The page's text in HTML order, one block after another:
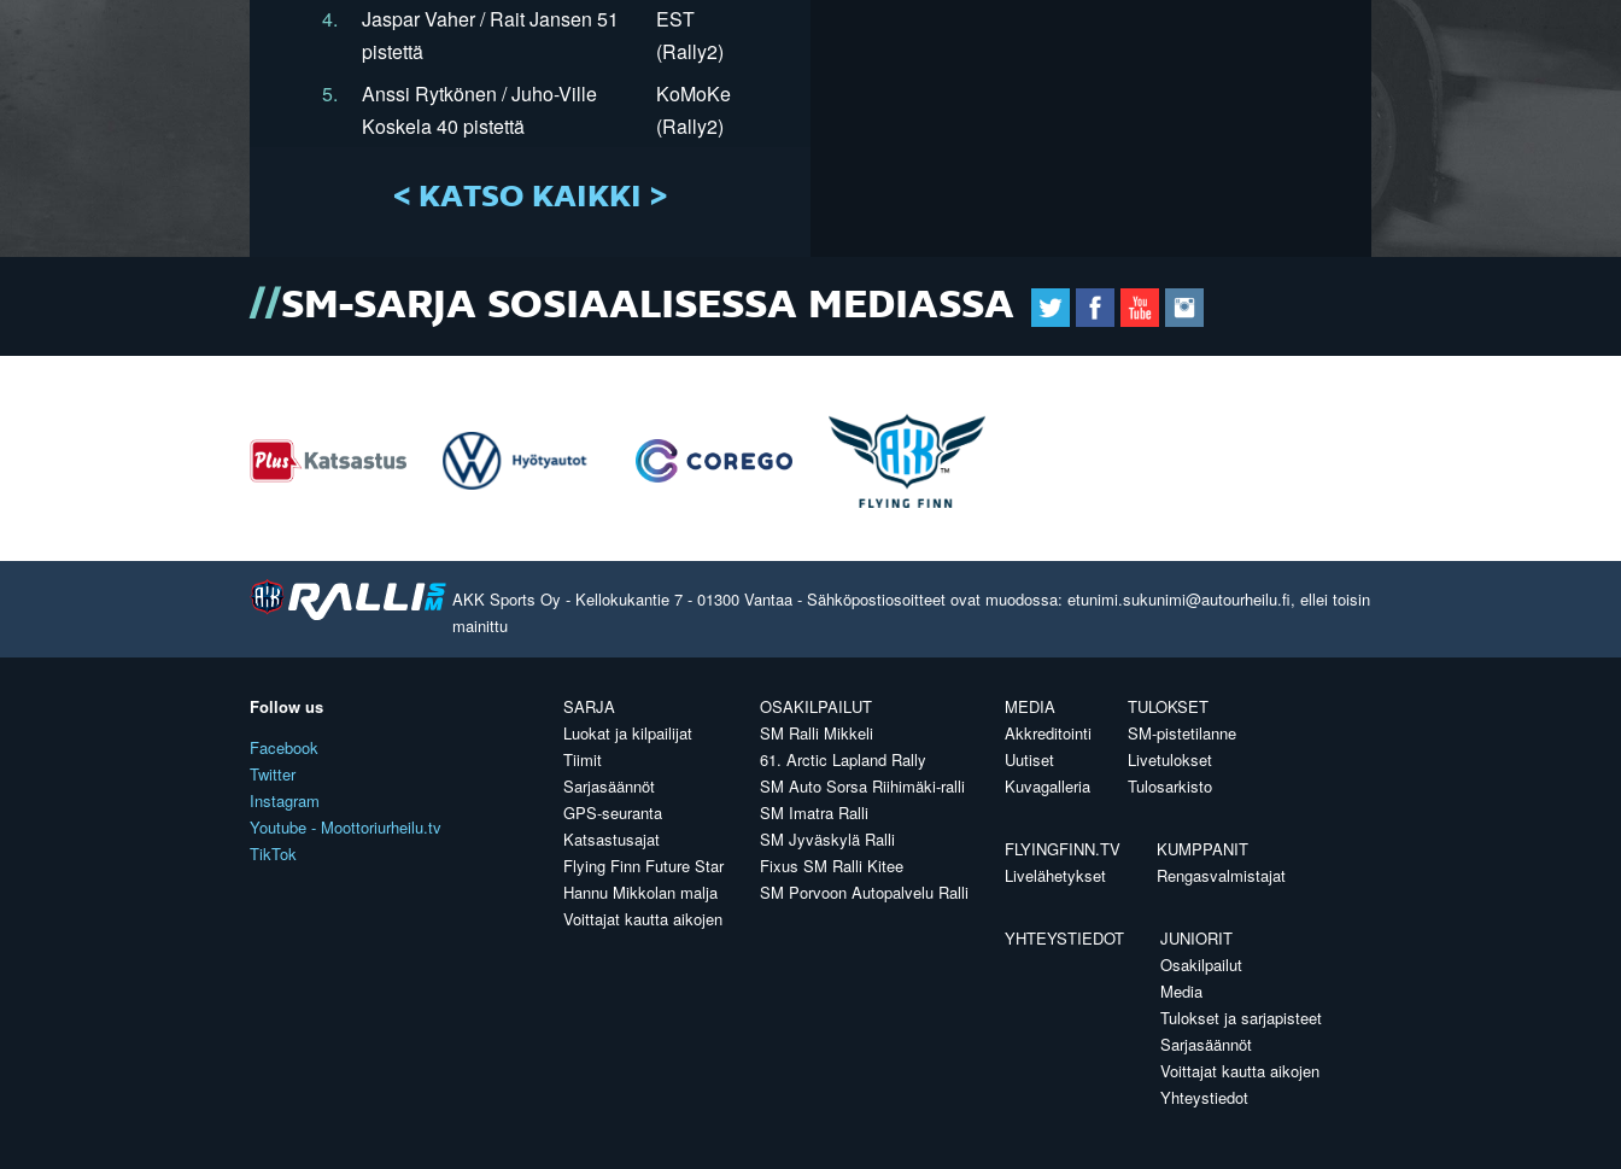
4.
Jaspar Vaher / Rait Jansen 51
pistettä
EST
(Rally2)
5.
Anssi Rytkönen / Juho-Ville
Koskela 40 pistettä
KoMoKe
(Rally2)
< KATSO KAIKKI >
SM-SARJA SOSIAALISESSA MEDIASSA
AKK Sports Oy - Kellokukantie 7 - 01300 Vantaa - Sähköpostiosoitteet ovat muodossa: etunimi.sukunimi@autourheilu.fi, ellei toisin
mainittu
Follow us
Facebook
Twitter
Instagram
Youtube - Moottoriurheilu.tv
TikTok
SARJA
Luokat ja kilpailijat
Tiimit
Sarjasäännöt
GPS-seuranta
Katsastusajat
Flying Finn Future Star
Hannu Mikkolan malja
Voittajat kautta aikojen
OSAKILPAILUT
SM Ralli Mikkeli
61. Arctic Lapland Rally
SM Auto Sorsa Riihimäki-ralli
SM Imatra Ralli
SM Jyväskylä Ralli
Fixus SM Ralli Kitee
SM Porvoon Autopalvelu Ralli
MEDIA
Akkreditointi
Uutiset
Kuvagalleria
TULOKSET
SM-pistetilanne
Livetulokset
Tulosarkisto
FLYINGFINN.TV
Livelähetykset
KUMPPANIT
Rengasvalmistajat
YHTEYSTIEDOT
JUNIORIT
Osakilpailut
Media
Tulokset ja sarjapisteet
Sarjasäännöt
Voittajat kautta aikojen
Yhteystiedot